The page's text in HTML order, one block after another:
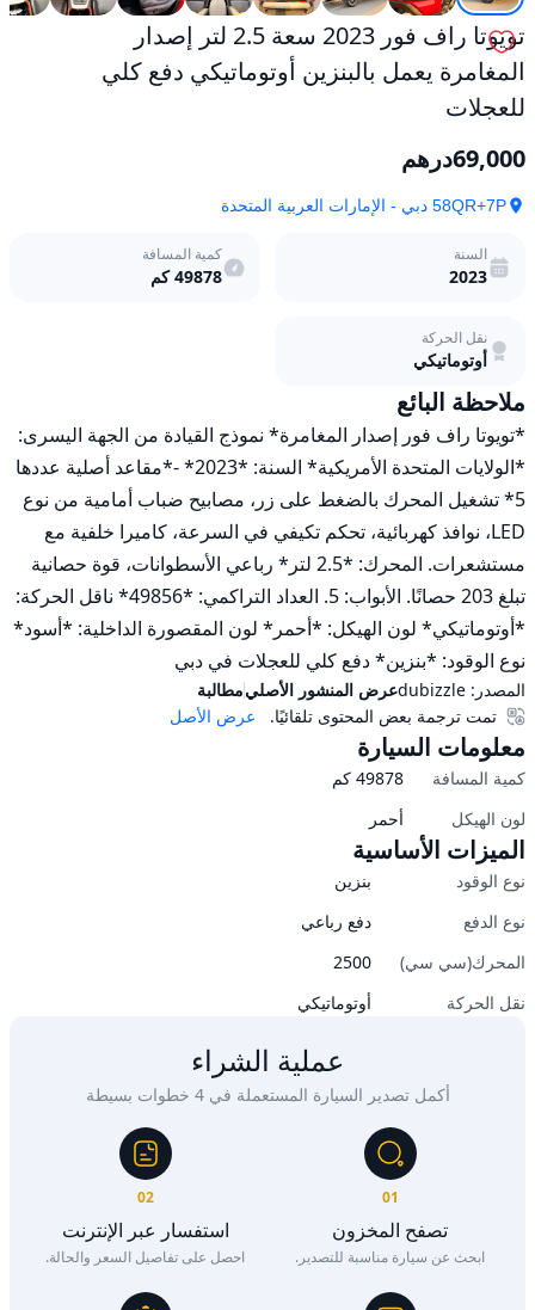
تويوتا راف فور 2023 سعة 2.5 لتر إصدار
المغامرة يعمل بالبنزين أوتوماتيكي دفع كلي
للعجلات
69,000درهم
58QR+7P دبي - الإمارات العربية المتحدة
السنة
2023
كمية المسافة
49878كم
نقل الحركة
أوتوماتيكي
ملاحظة البائع
نوع الوقود: *بنزين* دفع كلي للعجلات في دبي
المصدر: dubizzleعرض المنشور الأصليمطالبة
عرض الأصل
تمت ترجمة بعض المحتوى تلقائيًا.
معلومات السيارة
كمية المسافة 49878 كم
لون الهيكل
أحمر
الميزات الأساسية
نوع الوقود
بنزين
نوع الدفع
دفع رباعي
المحرك(سي سي)
2500
نقل الحركة
أوتوماتيكي
عملية الشراء
أكمل تصدير السيارة المستعملة في 4 خطوات بسيطة
01
تصفح المخزون
ابحث عن سيارة مناسبة للتصدير.
02
استفسار عبر الإنترنت
احصل على تفاصيل السعر والحالة.